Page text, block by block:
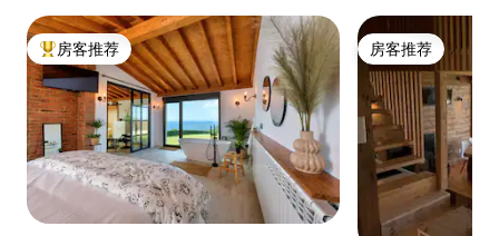
热门「房客推荐」
房客推荐 房客推荐
房客推荐